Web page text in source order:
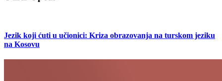
Jezik koji ćuti u učionici: Kriza obrazovanja na turskom jeziku
na Kosovu